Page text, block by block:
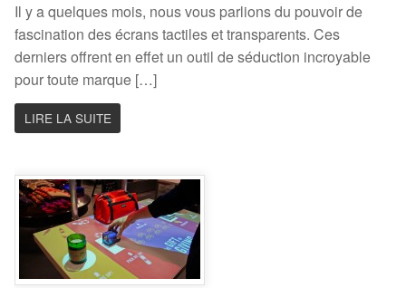
Il y a quelques mois, nous vous parlions du pouvoir de
fascination des écrans tactiles et transparents. Ces
derniers offrent en effet un outil de séduction incroyable
pour toute marque […]
LIRE LA SUITE